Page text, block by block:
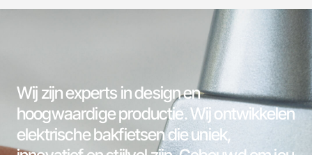
Wij zijn experts in design en
hoogwaardige productie. Wij ontwikkelen
elektrische bakfietsen die uniek,